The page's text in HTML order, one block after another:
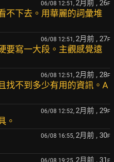
06/08 12:51, 2月前 , 26F
不下去。用華麗的詞彙堆
06/08 12:51, 2月前 , 27F
要寫一大段。主觀感覺遠
06/08 12:51, 2月前 , 28F
找不到多少有用的資訊。A
06/08 12:52, 2月前 , 29F
。
06/08 16:55, 2月前 , 30F
06/08 19:25, 2月前 , 31